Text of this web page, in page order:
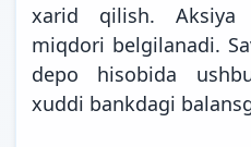
xarid qilish.
miqdori belgilanadi.
depo hisobida
xuddi bankdagi